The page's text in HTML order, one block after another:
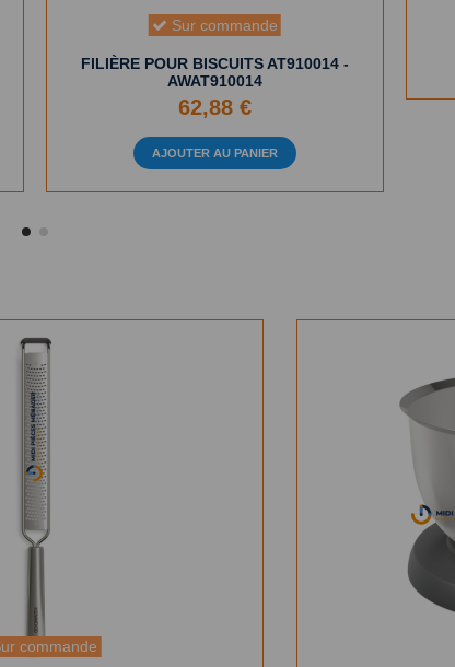
Sur commande
FILIÈRE POUR BISCUITS AT910014 -
AWAT910014
62,88 €
AJOUTER AU PANIER
commande